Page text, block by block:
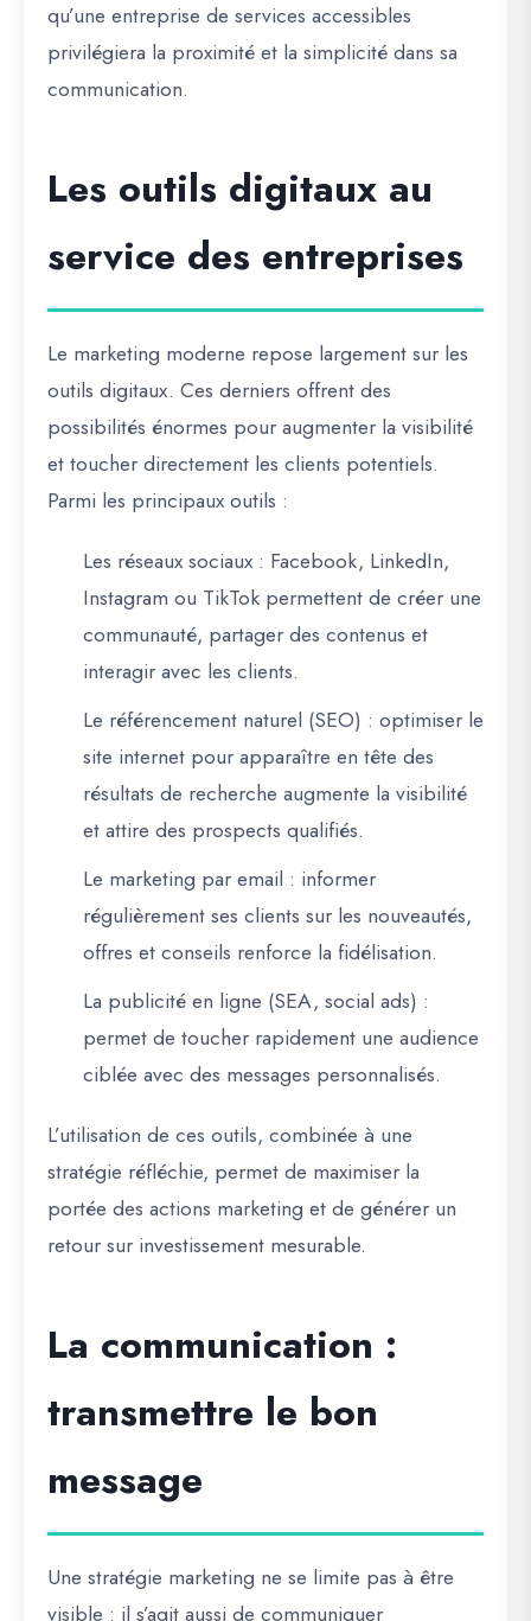
qu’une entreprise de services accessibles
privilégiera la proximité et la simplicité dans sa
communication.
Les outils digitaux au
service des entreprises
Le marketing moderne repose largement sur les
outils digitaux. Ces derniers offrent des
possibilités énormes pour augmenter la visibilité
et toucher directement les clients potentiels.
Parmi les principaux outils :
Les réseaux sociaux : Facebook, LinkedIn,
Instagram ou TikTok permettent de créer une
communauté, partager des contenus et
interagir avec les clients.
Le référencement naturel (SEO) : optimiser le
site internet pour apparaître en tête des
résultats de recherche augmente la visibilité
et attire des prospects qualifiés.
Le marketing par email : informer
régulièrement ses clients sur les nouveautés,
offres et conseils renforce la fidélisation.
La publicité en ligne (SEA, social ads) :
permet de toucher rapidement une audience
ciblée avec des messages personnalisés.
L’utilisation de ces outils, combinée à une
stratégie réfléchie, permet de maximiser la
portée des actions marketing et de générer un
retour sur investissement mesurable.
La communication :
transmettre le bon
message
Une stratégie marketing ne se limite pas à être
visible : il s’agit aussi de communiquer